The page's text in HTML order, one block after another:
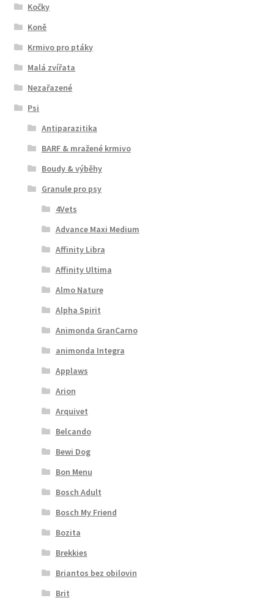
Kočky
Koně
Krmivo pro ptáky
Malá zvířata
Nezařazené
Psi
Antiparazitika
BARF & mražené krmivo
Boudy & výběhy
Granule pro psy
4Vets
Advance Maxi Medium
Affinity Libra
Affinity Ultima
Almo Nature
Alpha Spirit
Animonda GranCarno
animonda Integra
Applaws
Arion
Arquivet
Belcando
Bewi Dog
Bon Menu
Bosch Adult
Bosch My Friend
Bozita
Brekkies
Briantos bez obilovin
Brit